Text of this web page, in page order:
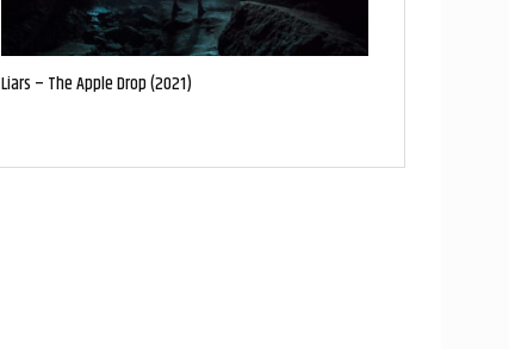
Liars – The Apple Drop (2021)